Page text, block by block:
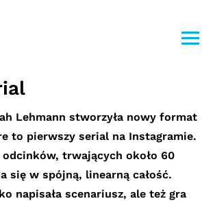
Lehmann stworzyła nowy format
to pierwszy serial na Instagramie.
odcinków, trwających około 60
się w spójną, linearną całość.
napisała scenariusz, ale też gra